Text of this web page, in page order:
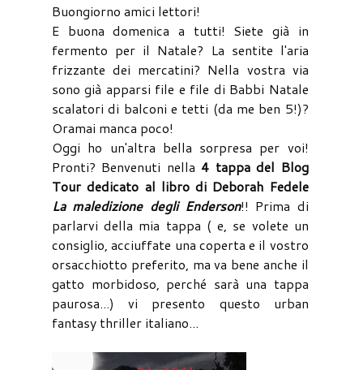
Buongiorno amici lettori!
E buona domenica a tutti! Siete già in
fermento per il Natale? La sentite l'aria
frizzante dei mercatini? Nella vostra via
sono già apparsi file e file di Babbi Natale
scalatori di balconi e tetti (da me ben 5!)?
Oramai manca poco!
Oggi ho un'altra bella sorpresa per voi!
Pronti? Benvenuti nella 4 tappa del Blog
Tour dedicato al libro di Deborah Fedele
La maledizione degli Enderson!! Prima di
parlarvi della mia tappa ( e, se volete un
consiglio, acciuffate una coperta e il vostro
orsacchiotto preferito, ma va bene anche il
gatto morbidoso, perché sarà una tappa
paurosa...) vi presento questo urban
fantasy thriller italiano...